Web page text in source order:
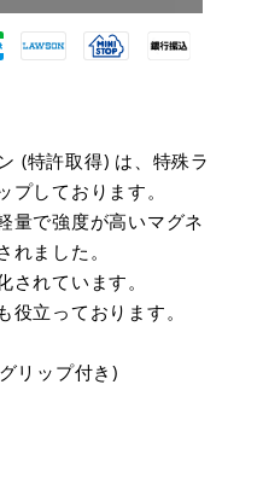
(特許取得) は、特殊ラ
しております。
量で強度が高いマグネ
ました。
れています。
立っております。
リップ付き)